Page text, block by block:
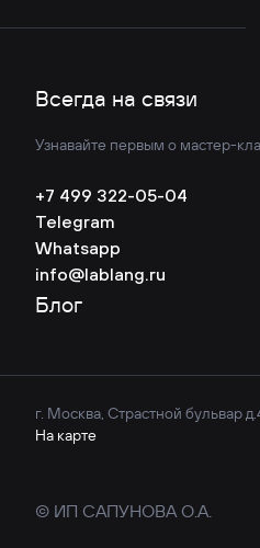
Всегда на связи
Узнавайте первым о мастер-
+7 499 322-05-04
Telegram
Whatsapp
info@lablang.ru
Блог
г. Москва, Страстной бульвар
На карте
© ИП САПУНОВА О.А.